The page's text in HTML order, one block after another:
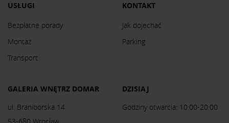
USŁUGI
Bezpłatne porady
Montaż
Transport
KONTAKT
Jak dojechać
Parking
GALERIA WNĘTRZ DOMAR
ul. Braniborska 14
DZISIAJ
Godziny otwarcia: 10:00-20:00